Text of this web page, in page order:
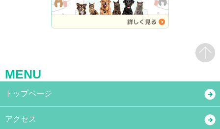
MENU
トップページ
アクセス